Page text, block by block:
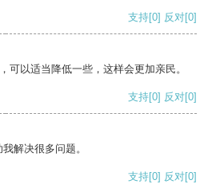
支持[0] 反对[0]
可以适当降低一些，这样会更加亲民。
支持[0] 反对[0]
解决很多问题。
支持[0] 反对[0]